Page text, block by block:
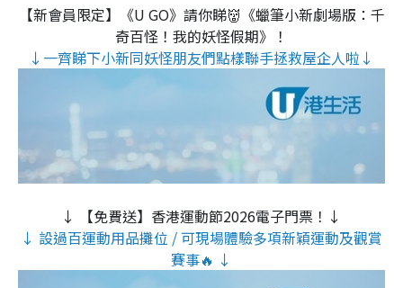
【新會員限定】《U GO》請你睇👹《蠟筆小新劇場版：千
奇百怪！我的妖怪假期》！
↓一齊睇下小新同妖怪朋友們點樣聯手拯救屋企人啦↓
↓ 【免費送】香港運動節2026電子門票！↓
↓ 設過百運動用品攤位 / 可現場體驗多項新穎運動及觀賞
賽事🔥 ↓